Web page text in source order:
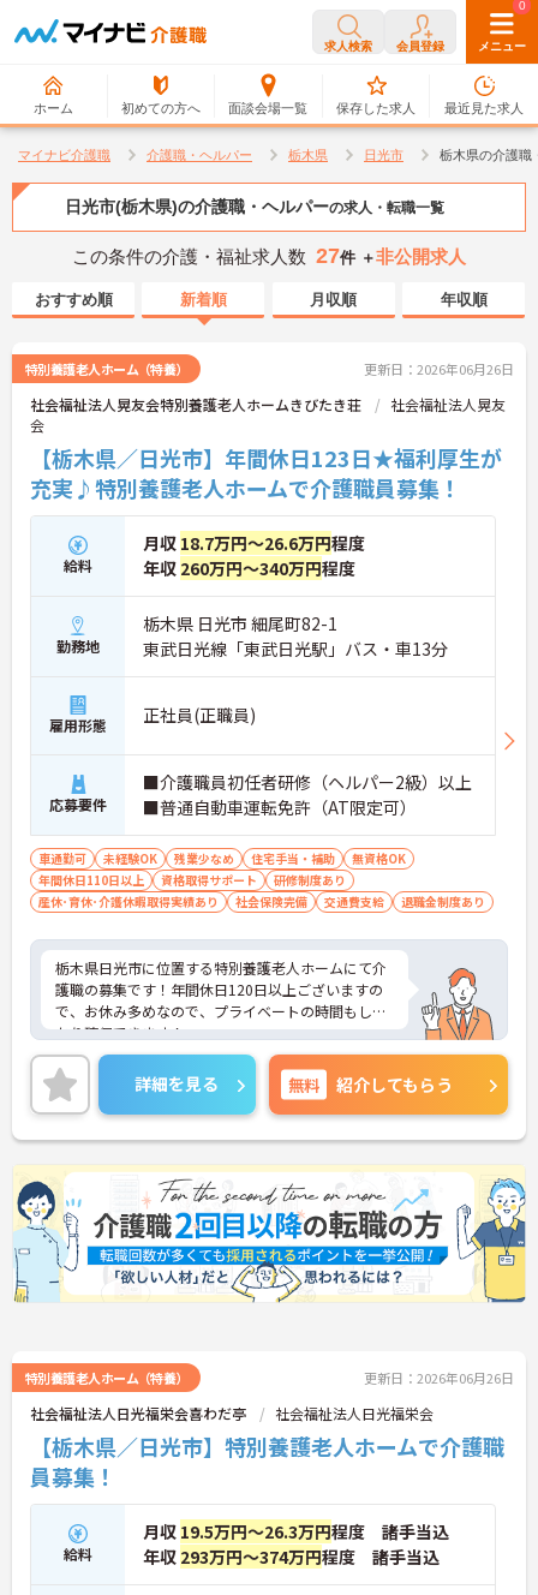
求人検索 会員登録 メニュー
ホーム 初めての方へ 面談会場一覧
0
保存した求人
0
最近見た求人
マイナビ介護職 介護職・ヘルパー 栃木県 日光市 栃木県の介護職
日光市(栃木県)の介護職・ヘルパーの求人・転職一覧
この条件の介護・福祉求人数 27件 ＋非公開求人
おすすめ順 新着順 月収順 年収順
特別養護老人ホーム（特養） 更新日：2026年06月26日
社会福祉法人晃友会特別養護老人ホームきびたき荘
社会福祉法人晃友
会
【栃木県／日光市】年間休日123日★福利厚生が
充実♪特別養護老人ホームで介護職員募集！
給料
月収 18.7万円～26.6万円程度
年収 260万円～340万円程度
勤務地
栃木県 日光市 細尾町82-1
東武日光線「東武日光駅」バス・車13分
雇用形態 正社員(正職員)
応募要件
■介護職員初任者研修（ヘルパー2級）以上
■普通自動車運転免許（AT限定可）
車通勤可 未経験OK 残業少なめ 住宅手当・補助
無資格OK
年間休日110日以上
資格取得サポート
研修制度あり
産休･育休･介護休暇取得実績あり
社会保険完備 交通費支給 退職金制度あり
栃木県日光市に位置する特別養護老人ホームにて介
護職の募集です！年間休日120日以上ございますの
で、お休み多めなので、プライベートの時間もしっ
かり確保できます！
福利厚生が整っておりますので安心して就業して頂
けます。資格取得支援も活発に行っておりますの
で、スキルアップできる機会も沢山ございます。
ご興味のある方はお気軽にお問い合わせ下さい。
詳細を見る 無料 紹介してもらう
特別養護老人ホーム（特養） 更新日：2026年06月26日
社会福祉法人日光福栄会喜わだ亭 社会福祉法人日光福栄会
【栃木県／日光市】特別養護老人ホームで介護職
員募集！
給料
月収 19.5万円～26.3万円程度 諸手当込
年収 293万円～374万円程度 諸手当込